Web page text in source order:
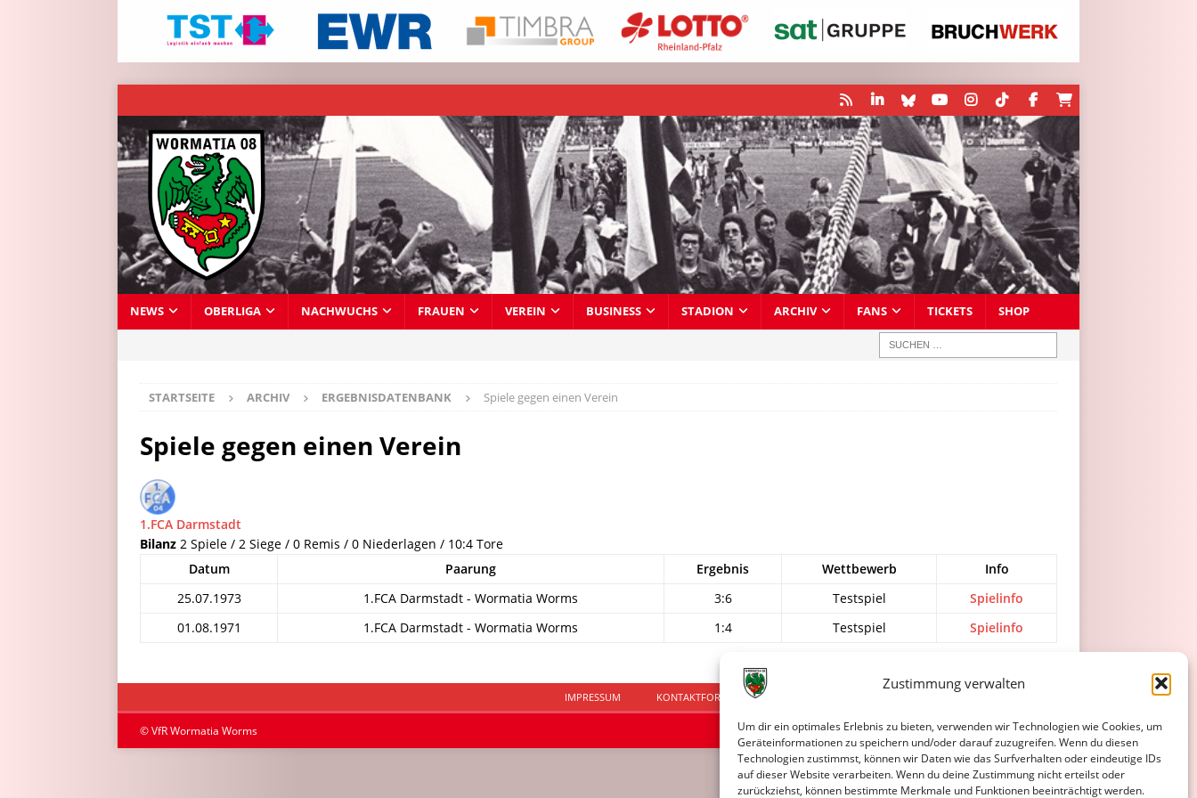
Zustimmung verwalten
Um dir ein optimales Erlebnis zu bieten, verwenden wir Technologien wie Cookies, um
Geräteinformationen zu speichern und/oder darauf zuzugreifen. Wenn du diesen
Technologien zustimmst, können wir Daten wie das Surfverhalten oder eindeutige IDs
auf dieser Website verarbeiten. Wenn du deine Zustimmung nicht erteilst oder
zurückziehst, können bestimmte Merkmale und Funktionen beeinträchtigt werden.
NEWS OBERLIGA NACHWUCHS FRAUEN VEREIN BUSINESS STADION ARCHIV FANS TICKETS SHOP
STARTSEITE ARCHIV ERGEBNISDATENBANK Spiele gegen einen Verein
Spiele gegen einen Verein
1.FCA Darmstadt
Bilanz 2 Spiele / 2 Siege / 0 Remis / 0 Niederlagen / 10:4 Tore
Datum
Paarung Ergebnis Wettbewerb
Info
25.07.1973
1.FCA Darmstadt - Wormatia Worms 3:6 Testspiel
Spielinfo
01.08.1971
1.FCA Darmstadt - Wormatia Worms 1:4 Testspiel Spielinfo
IMPRESSUM KONTAKTFORMULAR
© VfR Wormatia Worms